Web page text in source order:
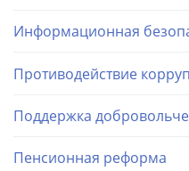
Информационная
Противодействие
Поддержка
Пенсионная реформа